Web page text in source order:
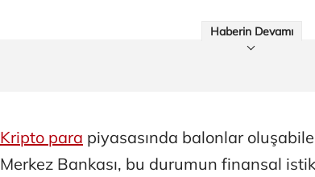
Haberin Devamı
Kripto para piyasasında balonlar
Merkez Bankası, bu durumun finansal